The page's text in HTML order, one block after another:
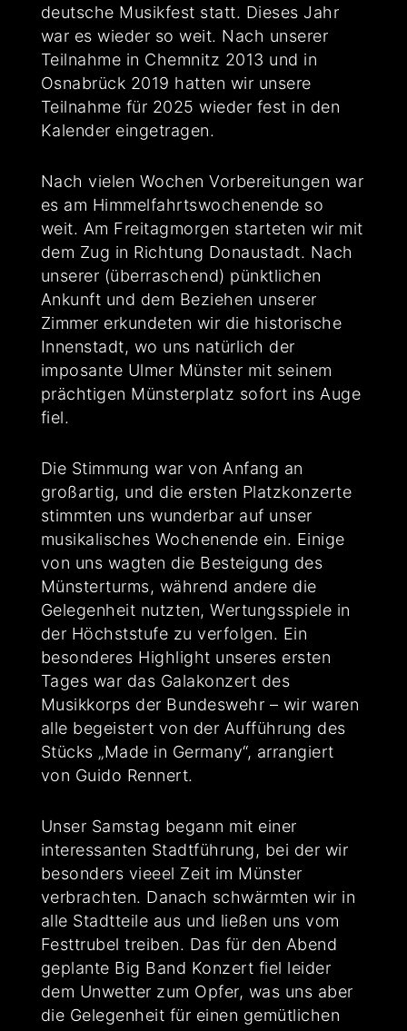
deutsche Musikfest statt. Dieses Jahr
war es wieder so weit. Nach unserer
Teilnahme in Chemnitz 2013 und in
Osnabrück 2019 hatten wir unsere
Teilnahme für 2025 wieder fest in den
Kalender eingetragen.
Nach vielen Wochen Vorbereitungen war
es am Himmelfahrtswochenende so
weit. Am Freitagmorgen starteten wir mit
dem Zug in Richtung Donaustadt. Nach
unserer (überraschend) pünktlichen
Ankunft und dem Beziehen unserer
Zimmer erkundeten wir die historische
Innenstadt, wo uns natürlich der
imposante Ulmer Münster mit seinem
prächtigen Münsterplatz sofort ins Auge
fiel.
Die Stimmung war von Anfang an
großartig, und die ersten Platzkonzerte
stimmten uns wunderbar auf unser
musikalisches Wochenende ein. Einige
von uns wagten die Besteigung des
Münsterturms, während andere die
Gelegenheit nutzten, Wertungsspiele in
der Höchststufe zu verfolgen. Ein
besonderes Highlight unseres ersten
Tages war das Galakonzert des
Musikkorps der Bundeswehr – wir waren
alle begeistert von der Aufführung des
Stücks „Made in Germany“, arrangiert
von Guido Rennert.
Unser Samstag begann mit einer
interessanten Stadtführung, bei der wir
besonders vieeel Zeit im Münster
verbrachten. Danach schwärmten wir in
alle Stadtteile aus und ließen uns vom
Festtrubel treiben. Das für den Abend
geplante Big Band Konzert fiel leider
dem Unwetter zum Opfer, was uns aber
die Gelegenheit für einen gemütlichen